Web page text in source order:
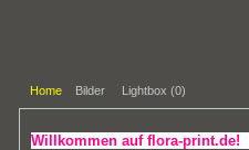
Home Bilder Lightbox (0)
Willkommen auf flora-print.de!